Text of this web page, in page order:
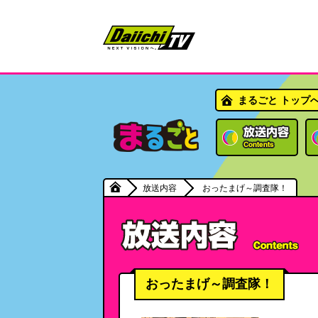
まるごと トップ
放送内容 おったまげ～調査隊！
おったまげ～調査隊！